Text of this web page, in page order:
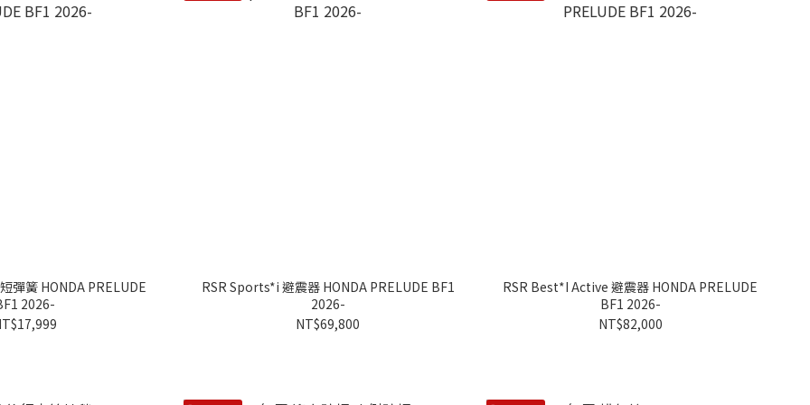
彈簧 HONDA PRELUDE
2026-
RSR Sports*i 避震器 HONDA PRELUDE BF1
2026-
NT$69,800
RSR Best*I Active 避震器 HONDA PRELUDE
BF1 2026-
NT$82,000